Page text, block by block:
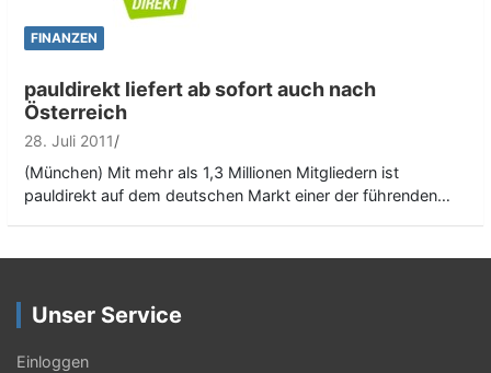
FINANZEN
pauldirekt liefert ab sofort auch nach
Österreich
28. Juli 2011
(München) Mit mehr als 1,3 Millionen Mitgliedern ist
pauldirekt auf dem deutschen Markt einer der führenden…
Unser Service
Einloggen